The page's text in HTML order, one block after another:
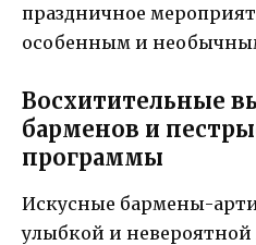
праздничное
особенным и
Восхитительные
барменов и
программы
Искусные бармены-
улыбкой и